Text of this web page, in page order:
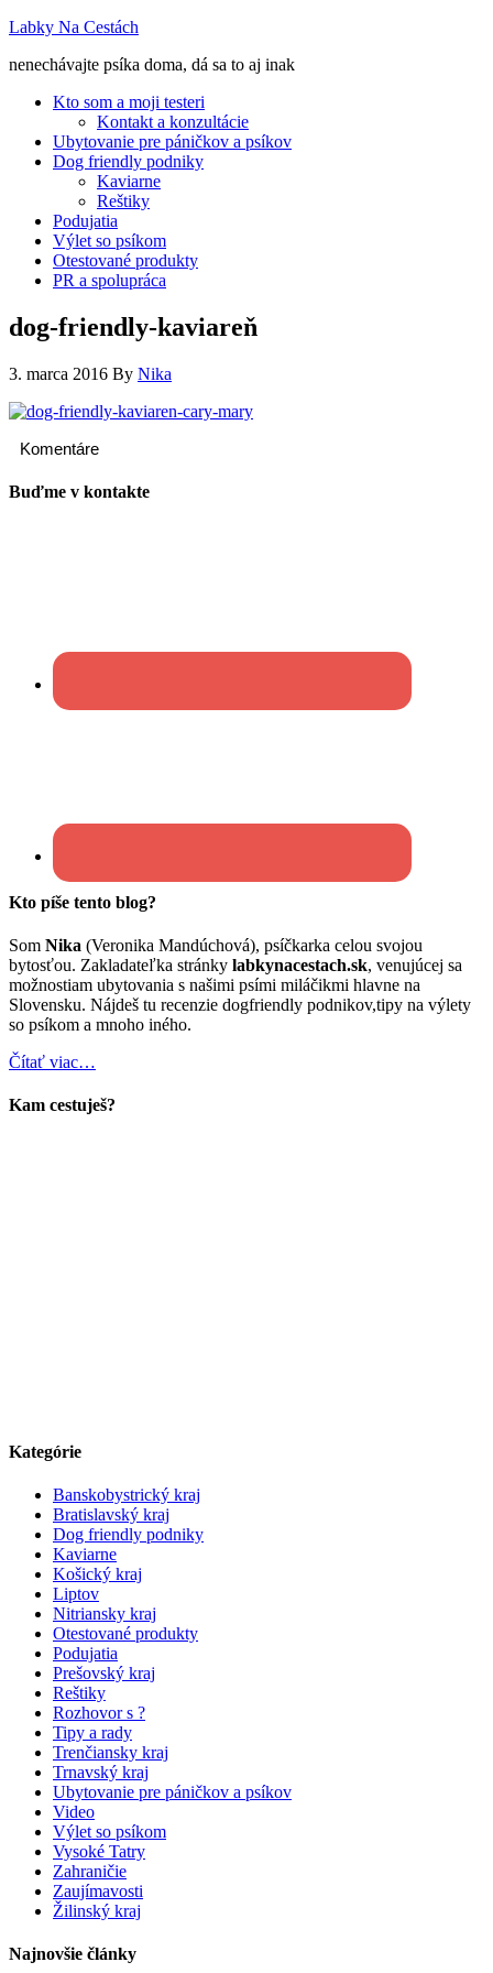
Labky Na Cestách
nenechávajte psíka doma, dá sa to aj inak
Kto som a moji testeri
Kontakt a konzultácie
Ubytovanie pre páničkov a psíkov
Dog friendly podniky
Kaviarne
Reštiky
Podujatia
Výlet so psíkom
Otestované produkty
PR a spolupráca
dog-friendly-kaviareň
3. marca 2016 By Nika
Komentáre
Buďme v kontakte
Kto píše tento blog?
Som Nika (Veronika Mandúchová), psíčkarka celou svojou
bytosťou. Zakladateľka stránky labkynacestach.sk, venujúcej sa
možnostiam ubytovania s našimi psími miláčikmi hlavne na
Slovensku. Nájdeš tu recenzie dogfriendly podnikov,tipy na výlety
so psíkom a mnoho iného.
Čítať viac…
Kam cestuješ?
Kategórie
Banskobystrický kraj
Bratislavský kraj
Dog friendly podniky
Kaviarne
Košický kraj
Liptov
Nitriansky kraj
Otestované produkty
Podujatia
Prešovský kraj
Reštiky
Rozhovor s ?
Tipy a rady
Trenčiansky kraj
Trnavský kraj
Ubytovanie pre páničkov a psíkov
Video
Výlet so psíkom
Vysoké Tatry
Zahraničie
Zaujímavosti
Žilinský kraj
Najnovšie články